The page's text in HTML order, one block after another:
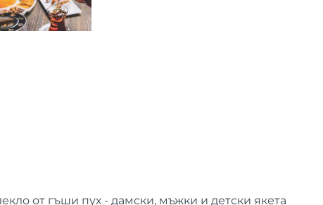
от гъши пух - дамски, мъжки и детски якета